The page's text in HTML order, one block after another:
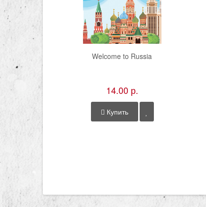
Welcome to Russia
14.00 р.
Купить